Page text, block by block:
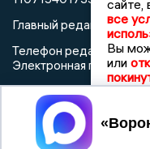
Главный редактор:
Телефон редакции: +7
Электронная почта
Регистрационный
июня 2019г. согласно
зарегистрированных
выдана Федеральной
сайте,
все
Вы
или